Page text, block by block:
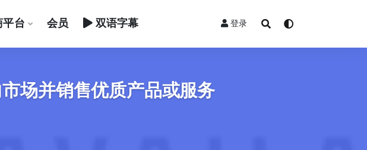
平台 会员 双语字幕 登录
场并销售优质产品或服务